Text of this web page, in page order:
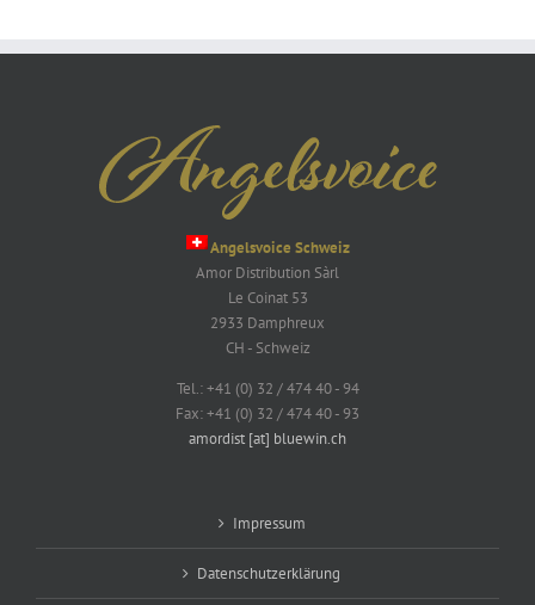
Angelsvoice Schweiz
Amor Distribution Sàrl
Le Coinat 53
2933 Damphreux
CH - Schweiz
Tel.: +41 (0) 32 / 474 40 - 94
Fax: +41 (0) 32 / 474 40 - 93
amordist [at] bluewin.ch
Impressum
Datenschutzerklärung